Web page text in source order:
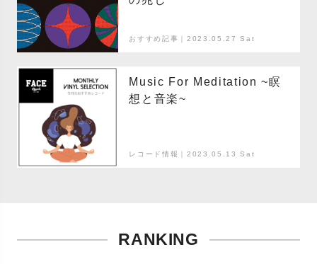
おすすめ記事｜2023.05.27 Sat
Music For Meditation ~瞑
想と音楽~
レコード情報｜2023.05.13 Sat
RANKING